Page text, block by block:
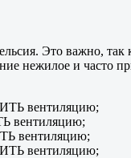
Это важно,
нежилое и часто
вентиляцию;
вентиляцию;
вентиляцию;
вентиляцию;